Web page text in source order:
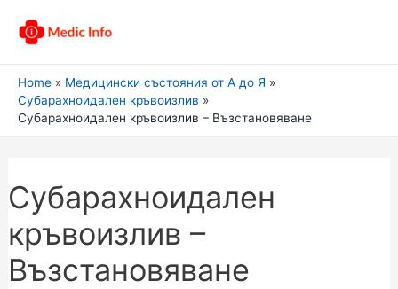
Home
Медицински състояния от А до Я
Субарахноидален кръвоизлив
Субарахноидален кръвоизлив – Възстановяване
Субарахноидален
кръвоизлив –
Възстановяване